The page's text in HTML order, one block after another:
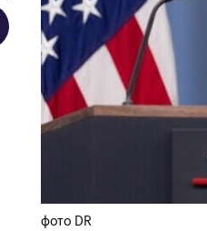
фото DR